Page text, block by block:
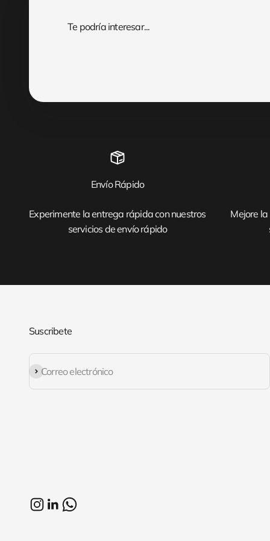
Envío Rápido
Experimente la entrega rápida con nuestros
servicios de envío rápido
Mejore
Suscribete
Correo electrónico
Suscribirse